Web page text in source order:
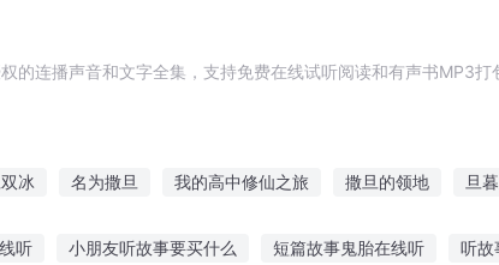
的连播声音和文字全集，支持免费在线试听阅读和有声书MP3打
冰 名为撒旦 我的高中修仙之旅 撒旦的领地 旦
听 小朋友听故事要买什么 短篇故事鬼胎在线听 听故